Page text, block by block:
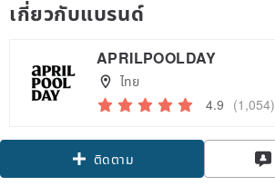
เกี่ยวกับแบรนด์
APRILPOOLDAY
ไทย
4.9 (1,054)
ติดตาม